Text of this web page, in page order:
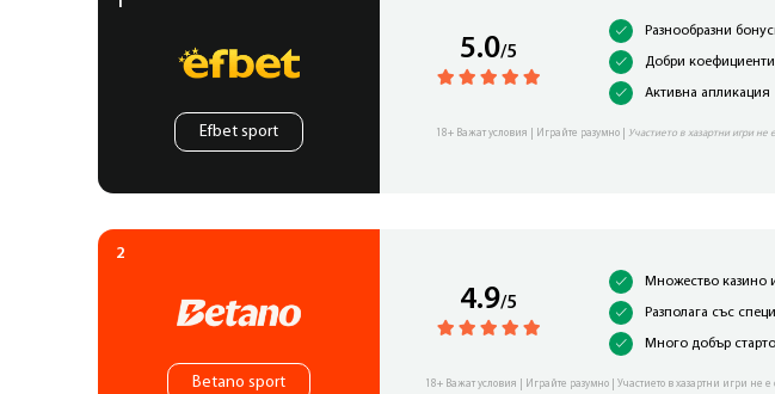
Efbet sport
5.0/5
Разнообразни
Добри коефициенти
Активна апликация
18+ Важат условия | Играйте разумно | Участието в хазартни игри не
Betano sport
4.9/5
Множество казино
Разполага със
Много добър
18+ Важат условия | Играйте разумно | Участието в хазартни игри не